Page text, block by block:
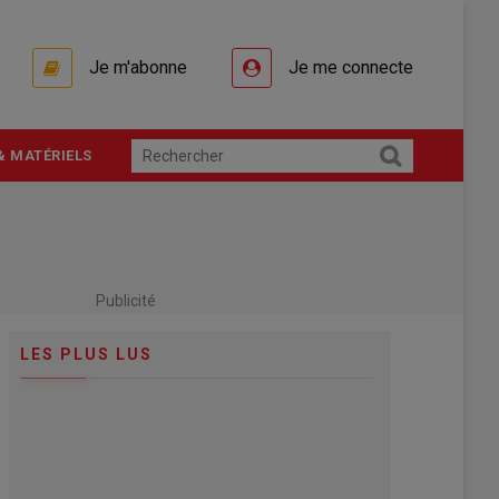
Je m'abonne Je me connecte
MATÉRIELS
Publicité
LES PLUS LUS